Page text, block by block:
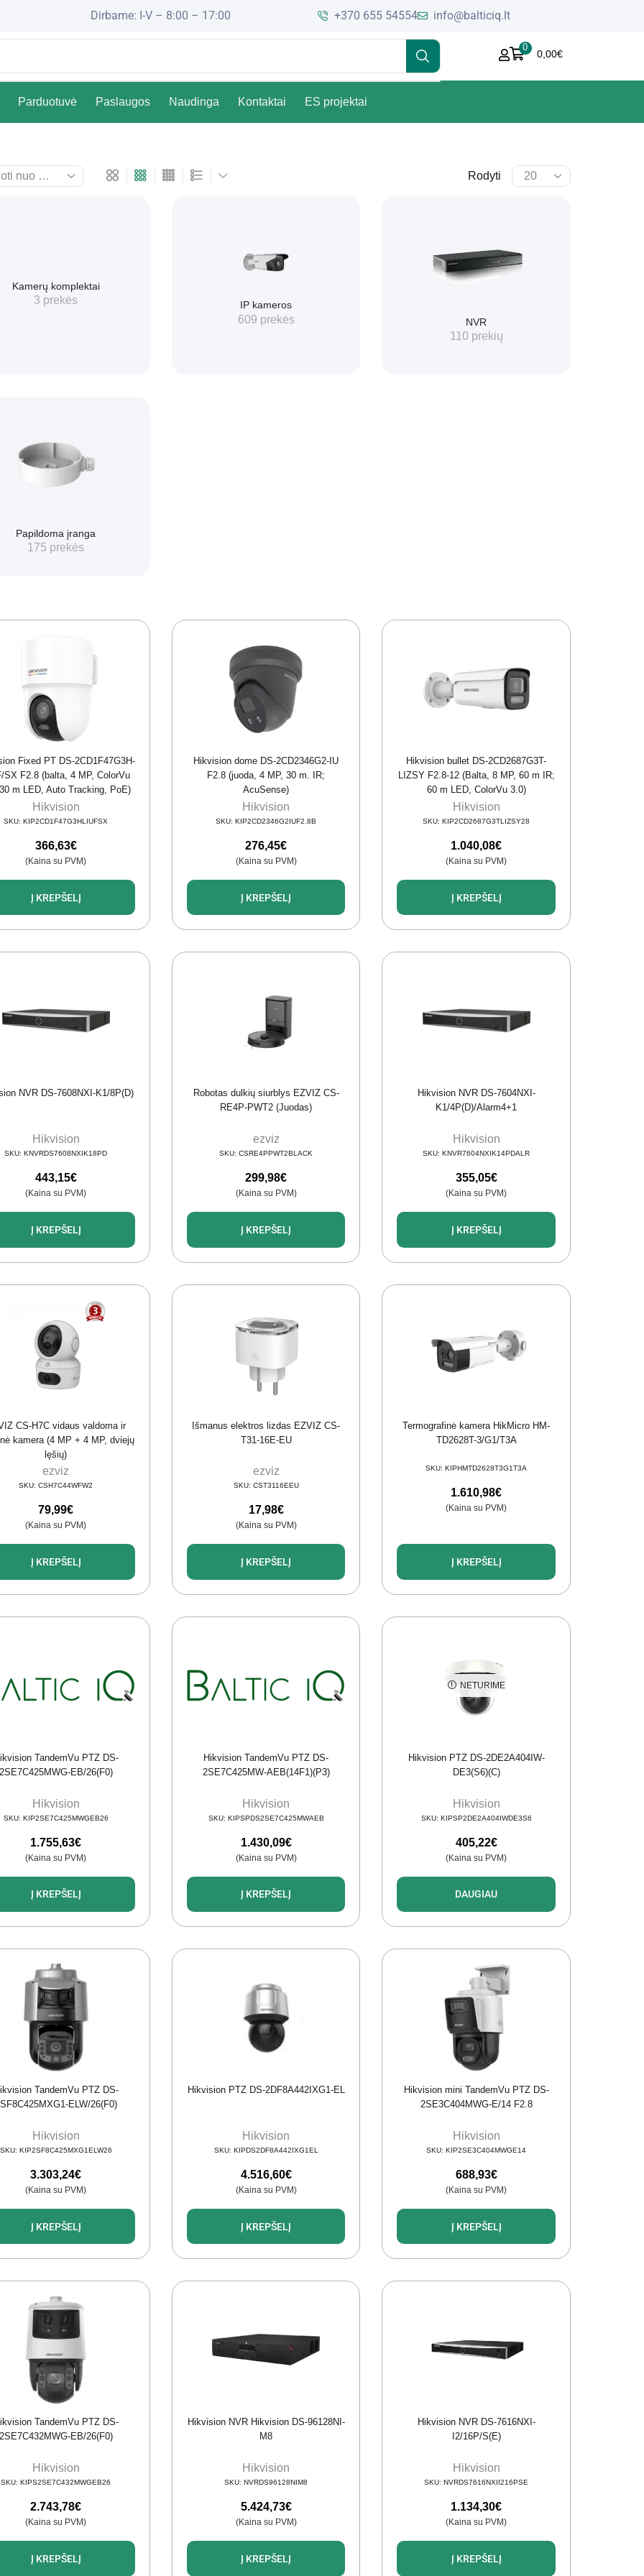
Dirbame: I-V – 8:00 – 17:00 +370 655 54554 info@balticiq.lt
0
0,00€
Parduotuvė Paslaugos Naudinga Kontaktai ES projektai
Rodyti
Kamerų komplektai
3 prekės IP kameros
609 prekės NVR
110 prekių
Papildoma įranga
175 prekės
Fixed PT DS-2CD1F47G3H-
SX F2.8 (balta, 4 MP, ColorVu
m LED, Auto Tracking, PoE)
Hikvision
SKU:KIP2CD1F47G3HLIUFSX
366,63€
(Kaina su PVM)
Į KREPŠELĮ
Hikvision dome DS-2CD2346G2-IU
F2.8 (juoda, 4 MP, 30 m. IR;
AcuSense)
Hikvision
SKU:KIP2CD2346G2IUF2.8B
276,45€
(Kaina su PVM)
Į KREPŠELĮ
Hikvision bullet DS-2CD2687G3T-
LIZSY F2.8-12 (Balta, 8 MP, 60 m IR;
60 m LED, ColorVu 3.0)
Hikvision
SKU:KIP2CD2687G3TLIZSY28
1.040,08€
(Kaina su PVM)
Į KREPŠELĮ
NVR DS-7608NXI-K1/8P(D)
Hikvision
SKU:KNVRDS7608NXIK18PD
443,15€
(Kaina su PVM)
Į KREPŠELĮ
Robotas dulkių siurblys EZVIZ CS-
RE4P-PWT2 (Juodas)
ezviz
SKU:CSRE4PPWT2BLACK
299,98€
(Kaina su PVM)
Į KREPŠELĮ
Hikvision NVR DS-7604NXI-
K1/4P(D)/Alarm4+1
Hikvision
SKU:KNVR7604NXIK14PDALR
355,05€
(Kaina su PVM)
Į KREPŠELĮ
CS-H7C vidaus valdoma ir
kamera (4 MP + 4 MP, dviejų
lęšių)
ezviz
SKU:CSH7C44WFW2
79,99€
(Kaina su PVM)
Į KREPŠELĮ
Išmanus elektros lizdas EZVIZ CS-
T31-16E-EU
ezviz
SKU: CST3116EEU
17,98€
(Kaina su PVM)
Į KREPŠELĮ
Termografinė kamera HikMicro HM-
TD2628T-3/G1/T3A
SKU: KIPHMTD2628T3G1T3A
1.610,98€
(Kaina su PVM)
Į KREPŠELĮ
TandemVu PTZ DS-
EB/26(F0)
Hikvision
SKU: KIP2SE7C425MWGEB26
1.755,63€
(Kaina su PVM)
Į KREPŠELĮ
Hikvision TandemVu PTZ DS-
2SE7C425MW-AEB(14F1)(P3)
Hikvision
SKU: KIPSPDS2SE7C425MWAEB
1.430,09€
(Kaina su PVM)
Į KREPŠELĮ
NETURIME
Hikvision PTZ DS-2DE2A404IW-
DE3(S6)(C)
Hikvision
SKU: KIPSP2DE2A404IWDE3S6
405,22€
(Kaina su PVM)
DAUGIAU
TandemVu PTZ DS-
ELW/26(F0)
Hikvision
SKU: KIP2SF8C425MXG1ELW26
3.303,24€
(Kaina su PVM)
Į KREPŠELĮ
Hikvision PTZ DS-2DF8A442IXG1-EL
Hikvision
SKU: KIPDS2DF8A442IXG1EL
4.516,60€
(Kaina su PVM)
Į KREPŠELĮ
Hikvision mini TandemVu PTZ DS-
2SE3C404MWG-E/14 F2.8
Hikvision
SKU:KIP2SE3C404MWGE14
688,93€
(Kaina su PVM)
Į KREPŠELĮ
TandemVu PTZ DS-
EB/26(F0)
Hikvision
SKU:KIPS2SE7C432MWGEB26
2.743,78€
(Kaina su PVM)
Į KREPŠELĮ
Hikvision NVR Hikvision DS-96128NI-
M8
Hikvision
SKU:NVRDS96128NIM8
5.424,73€
(Kaina su PVM)
Į KREPŠELĮ
Hikvision NVR DS-7616NXI-
I2/16P/S(E)
Hikvision
SKU:NVRDS7616NXII216PSE
1.134,30€
(Kaina su PVM)
Į KREPŠELĮ